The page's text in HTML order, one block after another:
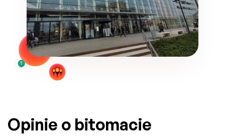
Opinie o bitomacie